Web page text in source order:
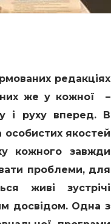
редакціях
же у кожної –
і руху вперед. В
особистих якостей
кожного завжди
проблеми, для
живі зустрічі
досвідом. Одна з